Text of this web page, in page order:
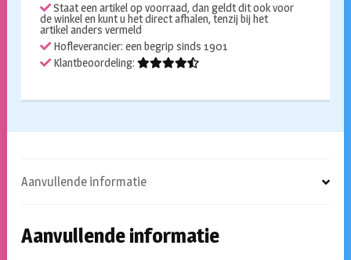
Staat een artikel op voorraad, dan geldt dit ook voor
de winkel en kunt u het direct afhalen, tenzij bij het
artikel anders vermeld
Hofleverancier: een begrip sinds 1901
Klantbeoordeling:
Aanvullende informatie
Aanvullende informatie